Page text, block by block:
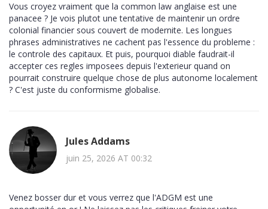
Vous croyez vraiment que la common law anglaise est une
panacee ? Je vois plutot une tentative de maintenir un ordre
colonial financier sous couvert de modernite. Les longues
phrases administratives ne cachent pas l'essence du probleme :
le controle des capitaux. Et puis, pourquoi diable faudrait-il
accepter ces regles imposees depuis l'exterieur quand on
pourrait construire quelque chose de plus autonome localement
? C'est juste du conformisme globalise.
Jules Addams
juin 25, 2026 AT 00:32
Venez bosser dur et vous verrez que l'ADGM est une